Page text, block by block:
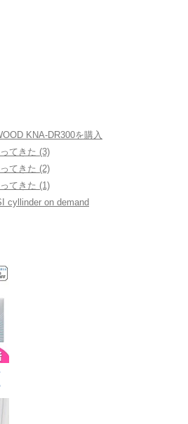
KNA-DR300を購入
てきた (3)
てきた (2)
てきた (1)
cyllinder on demand